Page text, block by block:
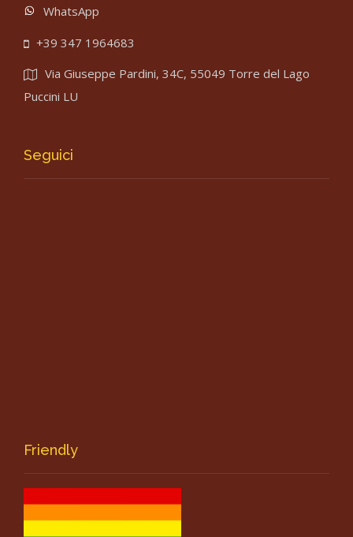
WhatsApp
+39 347 1964683
Via Giuseppe Pardini, 34C, 55049 Torre del Lago
Puccini LU
Seguici
Friendly